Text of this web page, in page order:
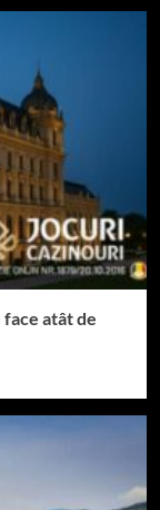
face atât de